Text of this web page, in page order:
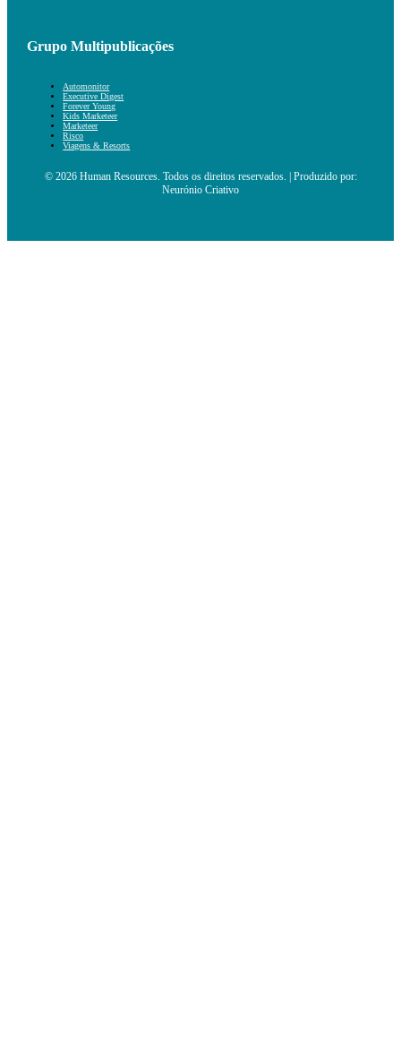
Grupo Multipublicações
Automonitor
Executive Digest
Forever Young
Kids Marketeer
Marketeer
Risco
Viagens & Resorts
© 2026 Human Resources. Todos os direitos reservados. | Produzido por:
Neurónio Criativo